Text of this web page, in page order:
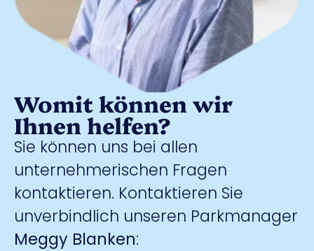
Womit können wir
Ihnen helfen?
Sie können uns bei allen
unternehmerischen Fragen
kontaktieren. Kontaktieren Sie
unverbindlich unseren Parkmanager
Meggy Blanken: